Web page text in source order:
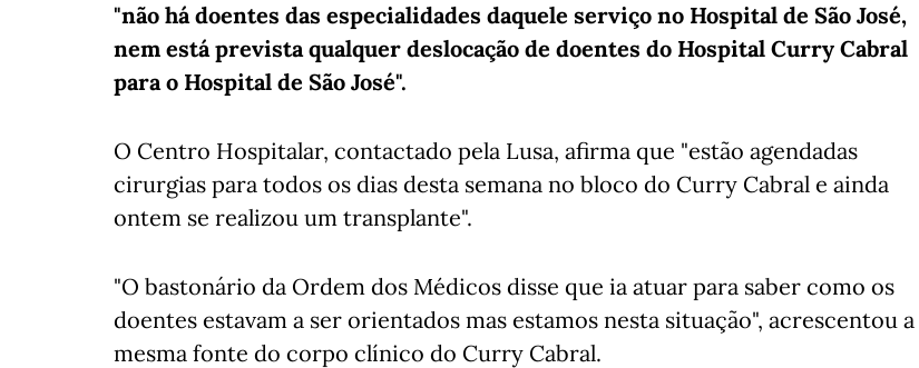
"não há doentes das especialidades daquele serviço no Hospital de São José,
nem está prevista qualquer deslocação de doentes do Hospital Curry Cabral
para o Hospital de São José".
O Centro Hospitalar, contactado pela Lusa, afirma que "estão agendadas
cirurgias para todos os dias desta semana no bloco do Curry Cabral e ainda
ontem se realizou um transplante".
"O bastonário da Ordem dos Médicos disse que ia atuar para saber como os
doentes estavam a ser orientados mas estamos nesta situação", acrescentou a
mesma fonte do corpo clínico do Curry Cabral.